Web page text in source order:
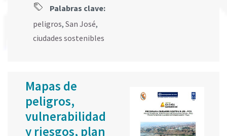
Palabras clave:
peligros, San José,
ciudades sostenibles
Mapas de
peligros,
vulnerabilidad
y riesgos, plan